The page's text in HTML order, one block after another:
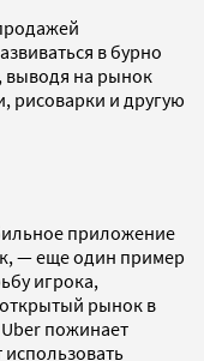
в бурно
выводя на рынок
рисоварки и другую
приложение
— еще один пример
игрока,
рынок в
пожинает